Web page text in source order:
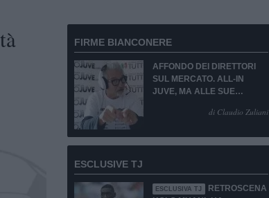
FIRME BIANCONERE
AFFONDO DEI DIRETTORI
SUL MERCATO. ALL-IN
JUVE, MA ALLE SUE
di Claudio Zuliani
ESCLUSIVE TJ
ESCLUSIVA TJ
RETROSCENA